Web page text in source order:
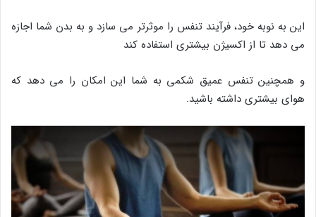
این به نوبه خود، فرآیند تنفس را موثرتر می سازد و به بدن شما اجازه
می دهد تا از اکسیژن بیشتری استفاده کند
و همچنین تنفس عمیق شکمی به شما این امکان را می دهد که
هوای بیشتری داشته باشید.